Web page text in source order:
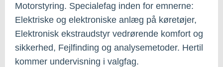
Motorstyring. Specialefag inden for emnerne:
Elektriske og elektroniske anlæg på køretøjer,
Elektronisk ekstraudstyr vedrørende komfort og
sikkerhed, Fejlfinding og analysemetoder. Hertil
kommer undervisning i valgfag.